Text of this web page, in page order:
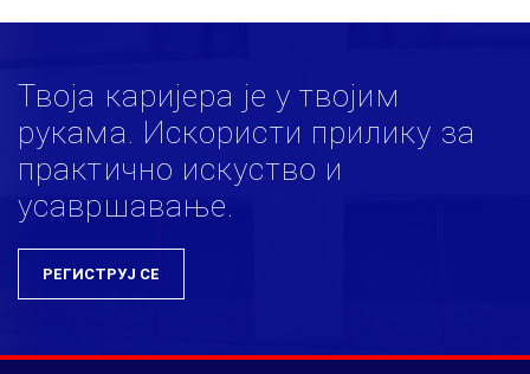
Твоја каријера је у твојим
рукама. Искористи прилику за
практично искуство и
усавршавање.
РЕГИСТРУЈ СЕ